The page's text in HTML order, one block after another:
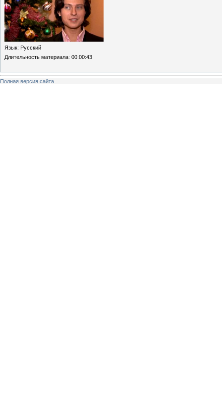
Язык: Русский
Длительность материала: 00:00:43
Полная версия сайта